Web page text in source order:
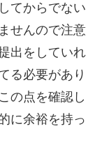
てからでない
せんので注意
出をしていれ
る必要があり
の点を確認し
に余裕を持っ